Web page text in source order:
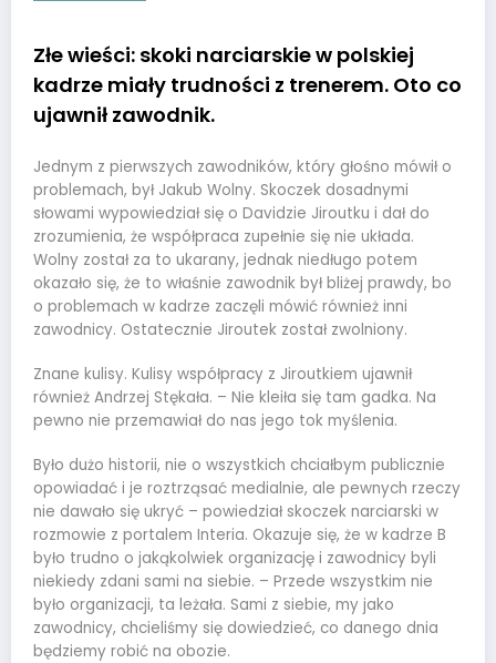
Złe wieści: skoki narciarskie w polskiej
kadrze miały trudności z trenerem. Oto co
ujawnił zawodnik.
Jednym z pierwszych zawodników, który głośno mówił o
problemach, był Jakub Wolny. Skoczek dosadnymi
słowami wypowiedział się o Davidzie Jiroutku i dał do
zrozumienia, że współpraca zupełnie się nie układa.
Wolny został za to ukarany, jednak niedługo potem
okazało się, że to właśnie zawodnik był bliżej prawdy, bo
o problemach w kadrze zaczęli mówić również inni
zawodnicy. Ostatecznie Jiroutek został zwolniony.
Znane kulisy. Kulisy współpracy z Jiroutkiem ujawnił
również Andrzej Stękała. – Nie kleiła się tam gadka. Na
pewno nie przemawiał do nas jego tok myślenia.
Było dużo historii, nie o wszystkich chciałbym publicznie
opowiadać i je roztrząsać medialnie, ale pewnych rzeczy
nie dawało się ukryć – powiedział skoczek narciarski w
rozmowie z portalem Interia. Okazuje się, że w kadrze B
było trudno o jakąkolwiek organizację i zawodnicy byli
niekiedy zdani sami na siebie. – Przede wszystkim nie
było organizacji, ta leżała. Sami z siebie, my jako
zawodnicy, chcieliśmy się dowiedzieć, co danego dnia
będziemy robić na obozie.